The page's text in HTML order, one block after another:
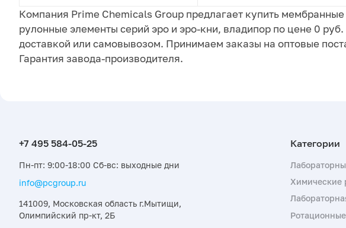
Компания Prime Chemicals Group предлагает купить мембранные
рулонные элементы серий эро и эро-кни, владипор по цене 0 руб.
доставкой или самовывозом. Принимаем заказы на оптовые
Гарантия завода-производителя.
Пн-пт: 9:00-18:00 Сб-вс: выходные дни
info@pcgroup.ru
141009, Московская область г.Мытищи,
Олимпийский пр-кт, 2Б
Химические